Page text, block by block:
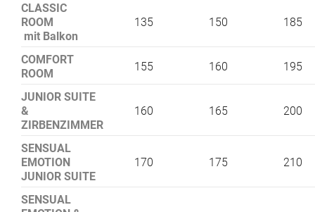
CLASSIC
ROOM
mit Balkon
135 150 185
COMFORT
ROOM
155 160 195
JUNIOR SUITE
&
ZIRBENZIMMER
160 165 200
SENSUAL
EMOTION
JUNIOR SUITE
170 175 210
SENSUAL